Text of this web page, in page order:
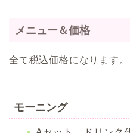
メニュー＆価格
全て税込価格になります。
モーニング